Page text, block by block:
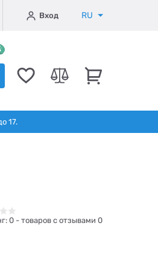
Вход RU
17.
0 - товаров с отзывами 0